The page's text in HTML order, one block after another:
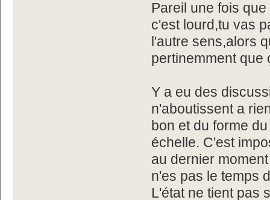
Pareil une fois
c'est lourd,tu vas
l'autre sens,alors
pertinemment que
Y a eu des
n'aboutissent a
bon et du forme
échelle. C'est
au dernier
n'es pas le temps
L'état ne tient pas